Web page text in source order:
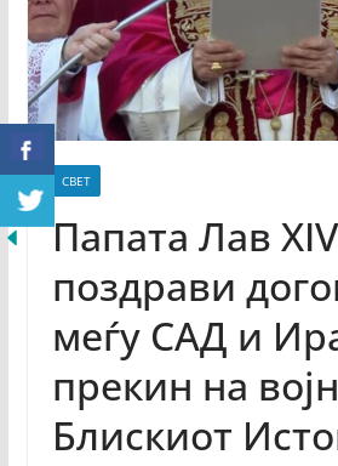
СВЕТ
Папата Лав
поздрави
меѓу САД и
прекин на
Блискиот